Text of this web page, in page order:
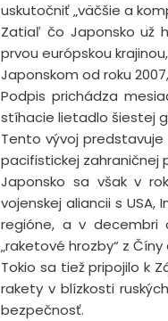
uskutočniť „väčšie a
Zatiaľ čo Japonsko už
prvou európskou
Japonskom od roku
Podpis prichádza
stíhacie lietadlo šiestej
Tento vývoj predstavuje
pacifistickej zahraničnej
Japonsko sa však v
vojenskej aliancii s
regióne, a v decembri
„raketové hrozby“ z Číny
Tokio sa tiež pripojilo k
rakety v blízkosti
bezpečnosť.